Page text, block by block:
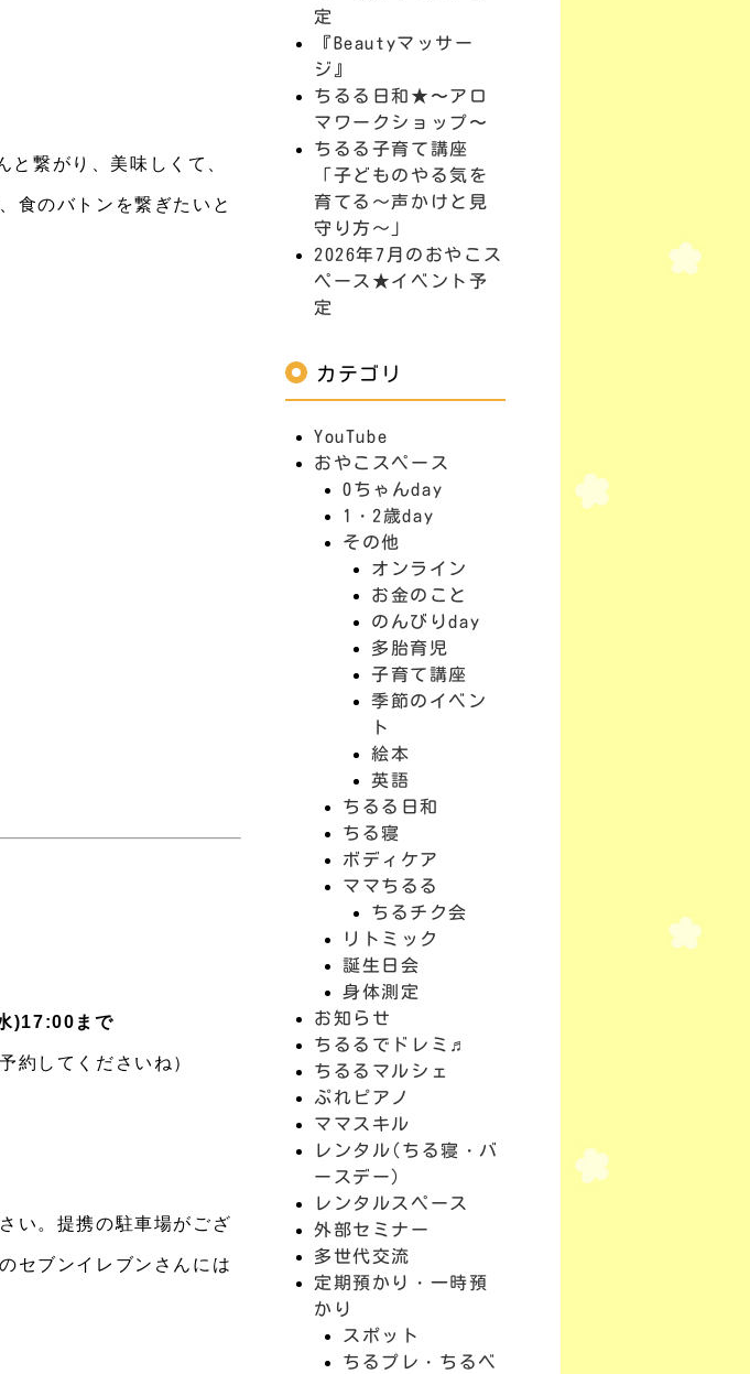
繋がり、美味しくて、
食のバトンを繋ぎたいと
)17:00まで
約してくださいね）
い。提携の駐車場がござ
セブンイレブンさんには
定
『Beautyマッサー
ジ』
ちるる日和★〜アロ
マワークショップ〜
ちるる子育て講座
「子どものやる気を
育てる～声かけと見
守り方～」
2026年7月のおやこス
ペース★イベント予
定
カテゴリ
YouTube
おやこスペース
0ちゃんday
1・2歳day
その他
オンライン
お金のこと
のんびりday
多胎育児
子育て講座
季節のイベン
ト
絵本
英語
ちるる日和
ちる寝
ボディケア
ママちるる
ちるチク会
リトミック
誕生日会
身体測定
お知らせ
ちるるでドレミ♬
ちるるマルシェ
ぷれピアノ
ママスキル
レンタル(ちる寝・バ
ースデー)
レンタルスペース
外部セミナー
多世代交流
定期預かり・一時預
かり
スポット
ちるプレ・ちるベ